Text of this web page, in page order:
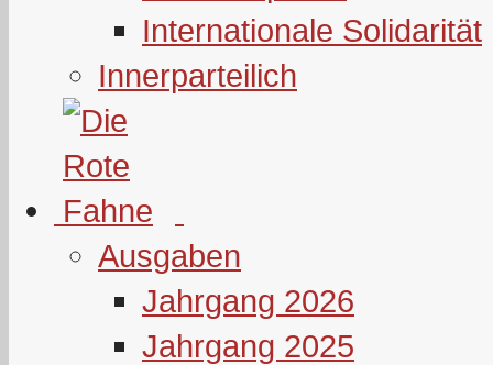
Internationale Solidarität
Innerparteilich
Ausgaben
Jahrgang 2026
Jahrgang 2025